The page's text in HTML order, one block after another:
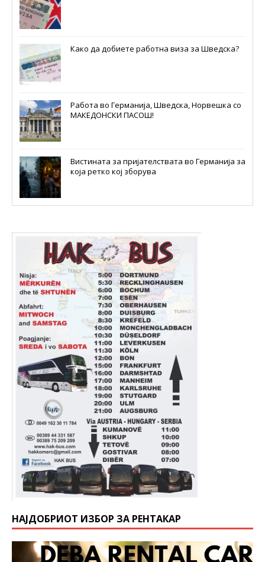
Како да добиете работна виза за Шведска?
Работа во Германија, Шведска, Норвешка со
МАКЕДОНСКИ ПАСОШ!
Вистината за пријателствата во Германија за
која ретко кој зборува
НАЈДОБРИОТ ИЗБОР ЗА РЕНТАКАР